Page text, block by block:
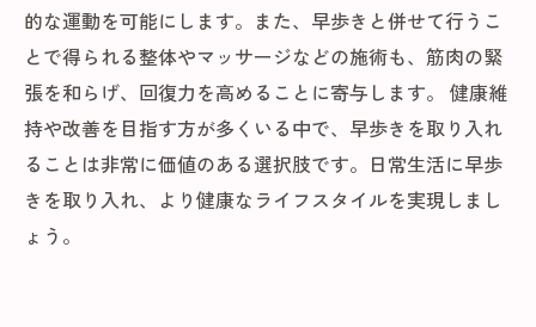
的な運動を可能にします。また、早歩きと併せて行うこ
とで得られる整体やマッサージなどの施術も、筋肉の緊
張を和らげ、回復力を高めることに寄与します。 健康維
持や改善を目指す方が多くいる中で、早歩きを取り入れ
ることは非常に価値のある選択肢です。日常生活に早歩
きを取り入れ、より健康なライフスタイルを実現しまし
ょう。